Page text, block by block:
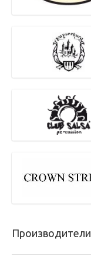
Производители